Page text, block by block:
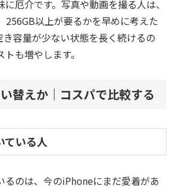
厄介です。写真や動画を撮る人は、
256GB以上が要るかを早めに考えた
き容量が少ない状態を長く続けるの
も増やします。
替えか｜コスパで比較する
ている人
るのは、今のiPhoneにまだ愛着があ